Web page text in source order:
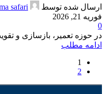
ارسال شده توسط
safari
فوریه 21, 2026
0
در حوزه تعمیر، بازسازی و
ادامه مطلب
1
2